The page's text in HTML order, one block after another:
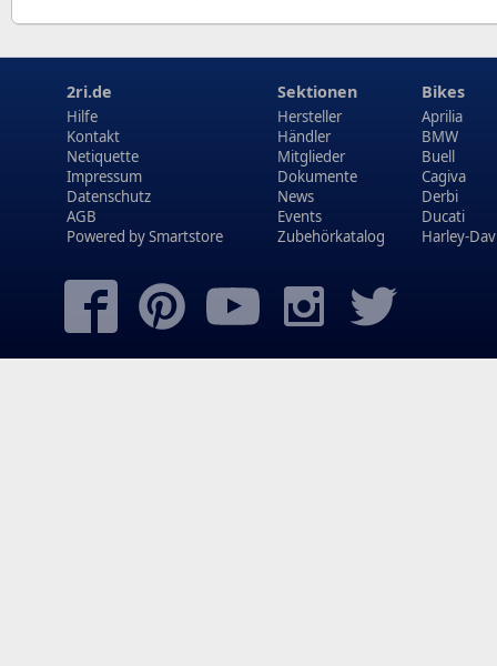
2ri.de
Hilfe
Kontakt
Netiquette
Impressum
Datenschutz
AGB
Powered bySmartstore
Sektionen
Hersteller
Händler
Mitglieder
Dokumente
News
Events
Zubehörkatalog
Bikes
Aprilia
BMW
Buell
Cagiva
Derbi
Ducati
Harley-